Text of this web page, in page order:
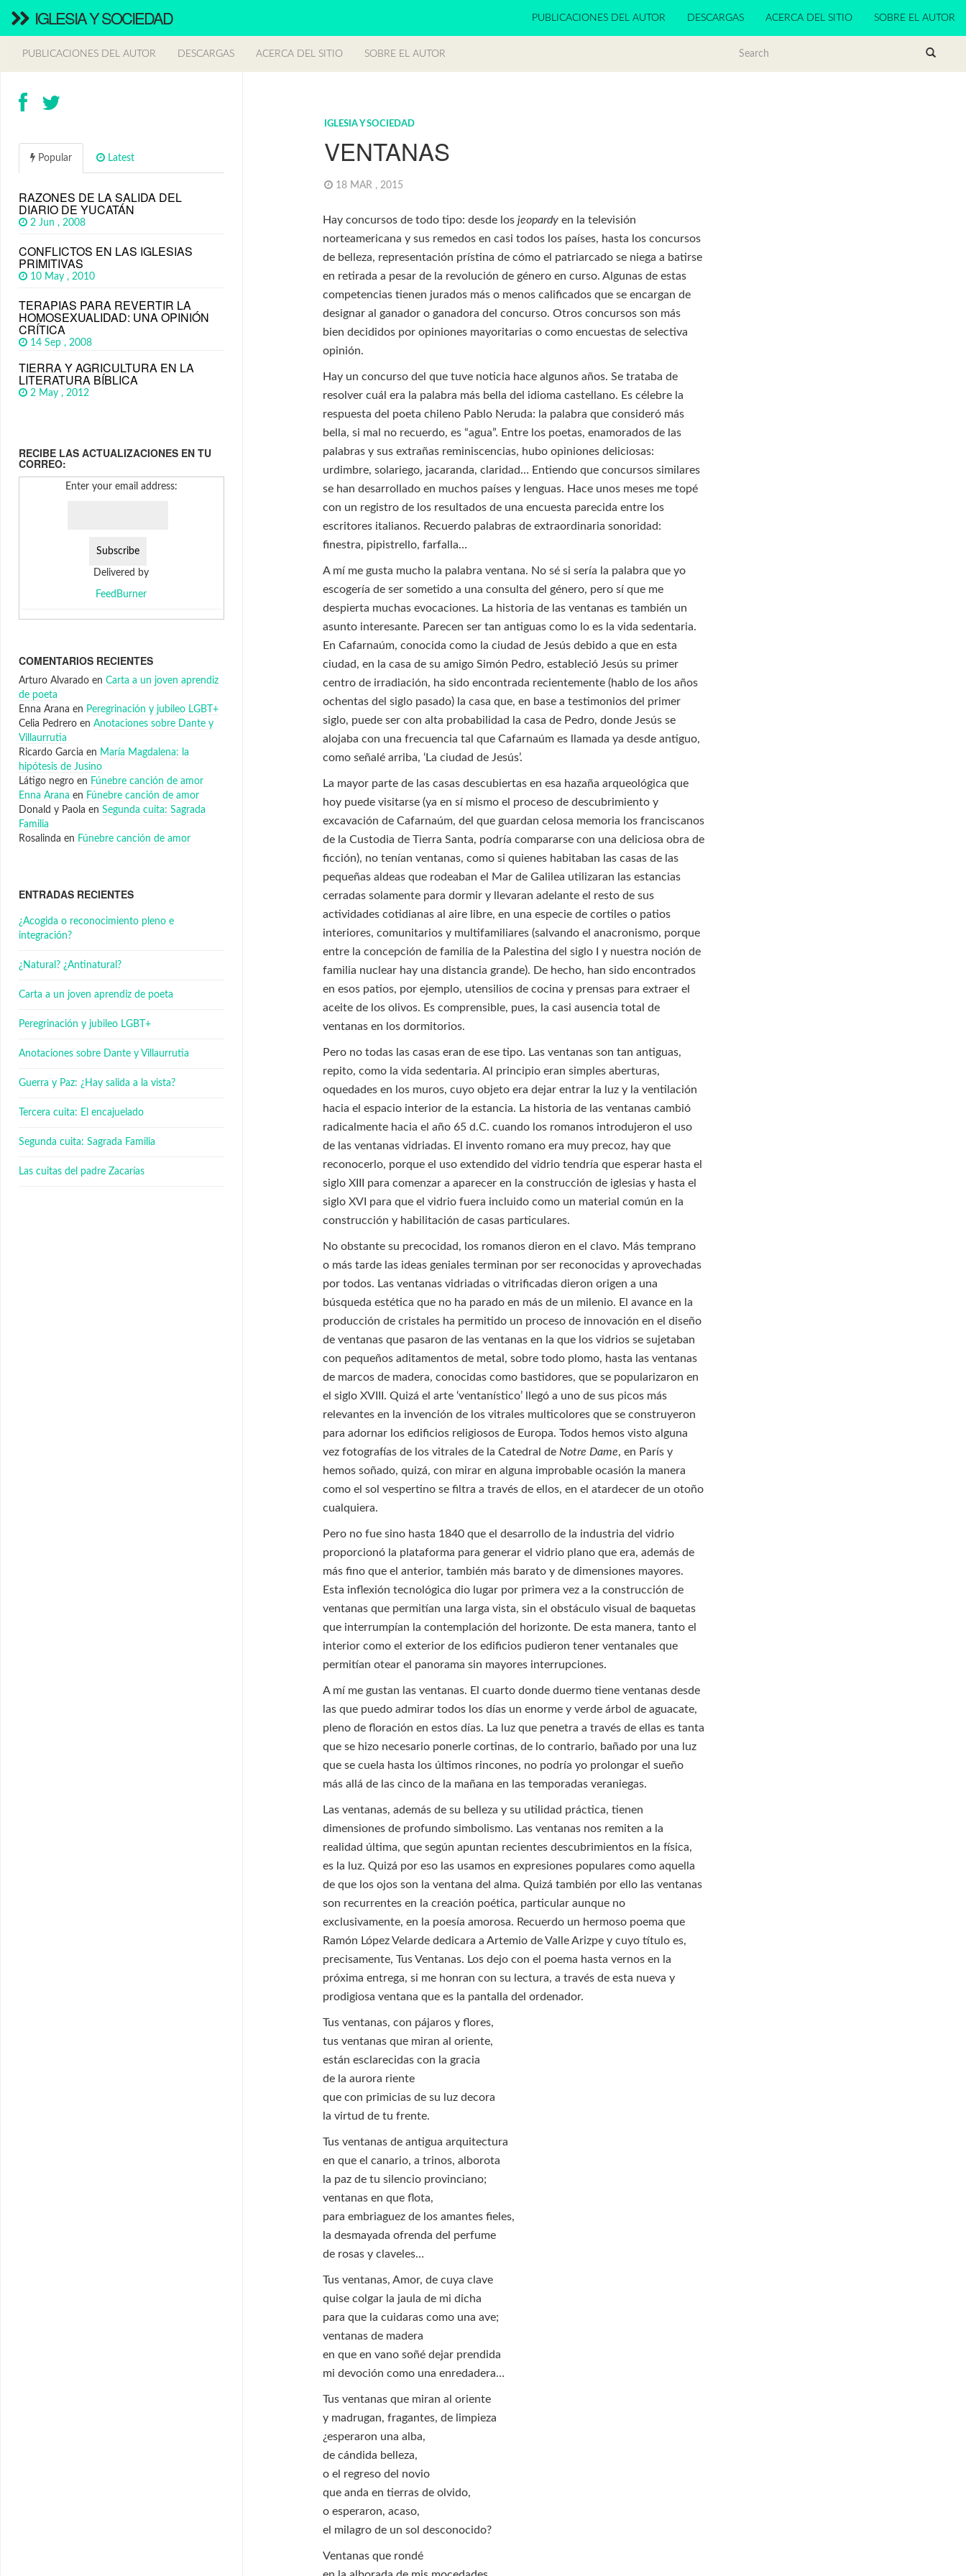
IGLESIA Y SOCIEDAD PUBLICACIONES DEL AUTOR DESCARGAS ACERCA DEL SITIO SOBRE EL AUTOR
PUBLICACIONES DEL AUTOR DESCARGAS ACERCA DEL SITIO SOBRE EL AUTOR
IGLESIA Y SOCIEDAD
VENTANAS
18 MAR , 2015
Hay concursos de todo tipo: desde losjeopardy en la televisión
norteamericana y sus remedos en casi todos los países, hasta los concursos
de belleza, representación prístina de cómo el patriarcado se niega a batirse
en retirada a pesar de la revolución de género en curso. Algunas de estas
competencias tienen jurados más o menos calificados que se encargan de
designar al ganador o ganadora del concurso. Otros concursos son más
bien decididos por opiniones mayoritarias o como encuestas de selectiva
opinión.
Hay un concurso del que tuve noticia hace algunos años. Se trataba de
resolver cuál era la palabra más bella del idioma castellano. Es célebre la
respuesta del poeta chileno Pablo Neruda: la palabra que consideró más
bella, si mal no recuerdo, es “agua”. Entre los poetas, enamorados de las
palabras y sus extrañas reminiscencias, hubo opiniones deliciosas:
urdimbre, solariego, jacaranda, claridad… Entiendo que concursos similares
se han desarrollado en muchos países y lenguas. Hace unos meses me topé
con un registro de los resultados de una encuesta parecida entre los
escritores italianos. Recuerdo palabras de extraordinaria sonoridad:
finestra, pipistrello, farfalla…
A mí me gusta mucho la palabra ventana. No sé si sería la palabra que yo
escogería de ser sometido a una consulta del género, pero sí que me
despierta muchas evocaciones. La historia de las ventanas es también un
asunto interesante. Parecen ser tan antiguas como lo es la vida sedentaria.
En Cafarnaúm, conocida como la ciudad de Jesús debido a que en esta
ciudad, en la casa de su amigo Simón Pedro, estableció Jesús su primer
centro de irradiación, ha sido encontrada recientemente (hablo de los años
ochentas del siglo pasado) la casa que, en base a testimonios del primer
siglo, puede ser con alta probabilidad la casa de Pedro, donde Jesús se
alojaba con una frecuencia tal que Cafarnaúm es llamada ya desde antiguo,
como señalé arriba, ‘La ciudad de Jesús’.
La mayor parte de las casas descubiertas en esa hazaña arqueológica que
hoy puede visitarse (ya en sí mismo el proceso de descubrimiento y
excavación de Cafarnaúm, del que guardan celosa memoria los franciscanos
de la Custodia de Tierra Santa, podría compararse con una deliciosa obra de
ficción), no tenían ventanas, como si quienes habitaban las casas de las
pequeñas aldeas que rodeaban el Mar de Galilea utilizaran las estancias
cerradas solamente para dormir y llevaran adelante el resto de sus
actividades cotidianas al aire libre, en una especie de cortiles o patios
interiores, comunitarios y multifamiliares (salvando el anacronismo, porque
entre la concepción de familia de la Palestina del siglo I y nuestra noción de
familia nuclear hay una distancia grande). De hecho, han sido encontrados
en esos patios, por ejemplo, utensilios de cocina y prensas para extraer el
aceite de los olivos. Es comprensible, pues, la casi ausencia total de
ventanas en los dormitorios.
Pero no todas las casas eran de ese tipo. Las ventanas son tan antiguas,
repito, como la vida sedentaria. Al principio eran simples aberturas,
oquedades en los muros, cuyo objeto era dejar entrar la luz y la ventilación
hacia el espacio interior de la estancia. La historia de las ventanas cambió
radicalmente hacia el año 65 d.C. cuando los romanos introdujeron el uso
de las ventanas vidriadas. El invento romano era muy precoz, hay que
reconocerlo, porque el uso extendido del vidrio tendría que esperar hasta el
siglo XIII para comenzar a aparecer en la construcción de iglesias y hasta el
siglo XVI para que el vidrio fuera incluido como un material común en la
construcción y habilitación de casas particulares.
No obstante su precocidad, los romanos dieron en el clavo. Más temprano
o más tarde las ideas geniales terminan por ser reconocidas y aprovechadas
por todos. Las ventanas vidriadas o vitrificadas dieron origen a una
búsqueda estética que no ha parado en más de un milenio. El avance en la
producción de cristales ha permitido un proceso de innovación en el diseño
de ventanas que pasaron de las ventanas en la que los vidrios se sujetaban
con pequeños aditamentos de metal, sobre todo plomo, hasta las ventanas
de marcos de madera, conocidas como bastidores, que se popularizaron en
el siglo XVIII. Quizá el arte ‘ventanístico’ llegó a uno de sus picos más
relevantes en la invención de los vitrales multicolores que se construyeron
para adornar los edificios religiosos de Europa. Todos hemos visto alguna
vez fotografías de los vitrales de la Catedral deNotre Dame, en París y
hemos soñado, quizá, con mirar en alguna improbable ocasión la manera
como el sol vespertino se filtra a través de ellos, en el atardecer de un otoño
cualquiera.
Pero no fue sino hasta 1840 que el desarrollo de la industria del vidrio
proporcionó la plataforma para generar el vidrio plano que era, además de
más fino que el anterior, también más barato y de dimensiones mayores.
Esta inflexión tecnológica dio lugar por primera vez a la construcción de
ventanas que permitían una larga vista, sin el obstáculo visual de baquetas
que interrumpían la contemplación del horizonte. De esta manera, tanto el
interior como el exterior de los edificios pudieron tener ventanales que
permitían otear el panorama sin mayores interrupciones.
A mí me gustan las ventanas. El cuarto donde duermo tiene ventanas desde
las que puedo admirar todos los días un enorme y verde árbol de aguacate,
pleno de floración en estos días. La luz que penetra a través de ellas es tanta
que se hizo necesario ponerle cortinas, de lo contrario, bañado por una luz
que se cuela hasta los últimos rincones, no podría yo prolongar el sueño
más allá de las cinco de la mañana en las temporadas veraniegas.
Las ventanas, además de su belleza y su utilidad práctica, tienen
dimensiones de profundo simbolismo. Las ventanas nos remiten a la
realidad última, que según apuntan recientes descubrimientos en la física,
es la luz. Quizá por eso las usamos en expresiones populares como aquella
de que los ojos son la ventana del alma. Quizá también por ello las ventanas
son recurrentes en la creación poética, particular aunque no
exclusivamente, en la poesía amorosa. Recuerdo un hermoso poema que
Ramón López Velarde dedicara a Artemio de Valle Arizpe y cuyo título es,
precisamente, Tus Ventanas. Los dejo con el poema hasta vernos en la
próxima entrega, si me honran con su lectura, a través de esta nueva y
prodigiosa ventana que es la pantalla del ordenador.
Tus ventanas, con pájaros y flores,
tus ventanas que miran al oriente,
están esclarecidas con la gracia
de la aurora riente
que con primicias de su luz decora
la virtud de tu frente.
Tus ventanas de antigua arquitectura
en que el canario, a trinos, alborota
la paz de tu silencio provinciano;
ventanas en que flota,
para embriaguez de los amantes fieles,
la desmayada ofrenda del perfume
de rosas y claveles…
Tus ventanas, Amor, de cuya clave
quise colgar la jaula de mi dicha
para que la cuidaras como una ave;
ventanas de madera
en que en vano soñé dejar prendida
mi devoción como una enredadera…
Tus ventanas que miran al oriente
y madrugan, fragantes, de limpieza
¿esperaron una alba,
de cándida belleza,
o el regreso del novio
que anda en tierras de olvido,
o esperaron, acaso,
el milagro de un sol desconocido?
Ventanas que rondé
Popular Latest
RAZONES DE LA SALIDA DEL
DIARIO DE YUCATÁN
2 Jun , 2008
CONFLICTOS EN LAS IGLESIAS
PRIMITIVAS
10 May , 2010
TERAPIAS PARA REVERTIR LA
HOMOSEXUALIDAD: UNA OPINIÓN
CRÍTICA
14 Sep , 2008
TIERRA Y AGRICULTURA EN LA
LITERATURA BÍBLICA
2 May , 2012
RECIBE LAS ACTUALIZACIONES EN TU
CORREO:
Enter your email address:
Delivered by
FeedBurner
COMENTARIOS RECIENTES
Arturo Alvarado en Carta a un joven aprendiz
de poeta
Enna Arana en Peregrinación y jubileo LGBT+
Celia Pedrero en Anotaciones sobre Dante y
Villaurrutia
Ricardo Garcia en María Magdalena: la
hipótesis de Jusino
Látigo negro en Fúnebre canción de amor
Enna Arana en Fúnebre canción de amor
Donald y Paola en Segunda cuita: Sagrada
Familia
Rosalinda en Fúnebre canción de amor
ENTRADAS RECIENTES
¿Acogida o reconocimiento pleno e
integración?
¿Natural? ¿Antinatural?
Carta a un joven aprendiz de poeta
Peregrinación y jubileo LGBT+
Anotaciones sobre Dante y Villaurrutia
Guerra y Paz: ¿Hay salida a la vista?
Tercera cuita: El encajuelado
Segunda cuita: Sagrada Familia
Las cuitas del padre Zacarías